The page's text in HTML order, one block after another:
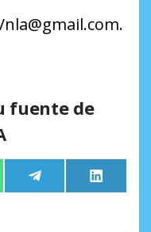
fuente de
Compartir
en
Telegram
en
LinkedIn